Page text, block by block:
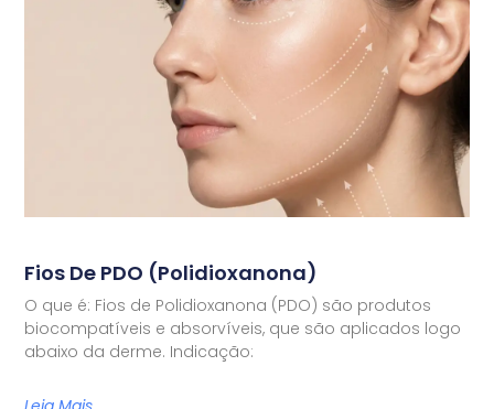
Fios De PDO (Polidioxanona)
O que é: Fios de Polidioxanona (PDO) são produtos
biocompatíveis e absorvíveis, que são aplicados logo
abaixo da derme. Indicação: